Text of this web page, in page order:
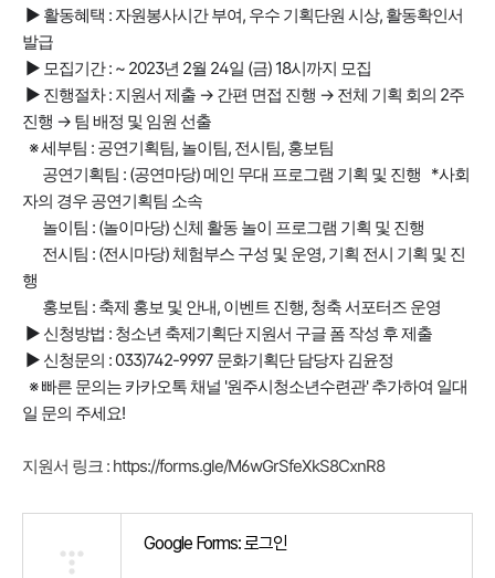
▶ 활동혜택 : 자원봉사시간 부여, 우수 기획단원 시상, 활동확인서
발급
▶ 모집기간 : ~ 2023년 2월 24일 (금) 18시까지 모집
▶ 진행절차 : 지원서 제출 → 간편 면접 진행 → 전체 기획 회의 2주
진행 → 팀 배정 및 임원 선출
※ 세부팀 : 공연기획팀, 놀이팀, 전시팀, 홍보팀
공연기획팀 : (공연마당) 메인 무대 프로그램 기획 및 진행 *사회
자의 경우 공연기획팀 소속
놀이팀 : (놀이마당) 신체 활동 놀이 프로그램 기획 및 진행
전시팀 : (전시마당) 체험부스 구성 및 운영, 기획 전시 기획 및 진
행
홍보팀 : 축제 홍보 및 안내, 이벤트 진행, 청축 서포터즈 운영
▶ 신청방법 : 청소년 축제기획단 지원서 구글 폼 작성 후 제출
▶ 신청문의 : 033)742-9997 문화기획단 담당자 김윤정
※ 빠른 문의는 카카오톡 채널 '원주시청소년수련관' 추가하여 일대
일 문의 주세요!
지원서 링크 : https://forms.gle/M6wGrSfeXkS8CxnR8
Google Forms: 로그인